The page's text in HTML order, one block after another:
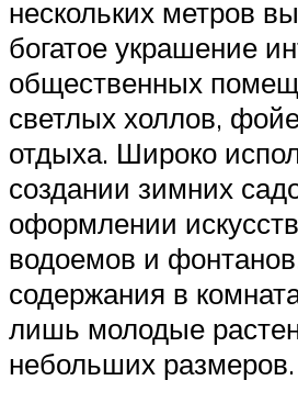
нескольких метров
богатое украшение
общественных
светлых холлов,
отдыха. Широко
создании зимних
оформлении
водоемов и
содержания в
лишь молодые
небольших размеров.